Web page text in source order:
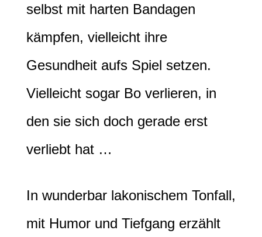
selbst mit harten Bandagen
kämpfen, vielleicht ihre
Gesundheit aufs Spiel setzen.
Vielleicht sogar Bo verlieren, in
den sie sich doch gerade erst
verliebt hat …
In wunderbar lakonischem Tonfall,
mit Humor und Tiefgang erzählt